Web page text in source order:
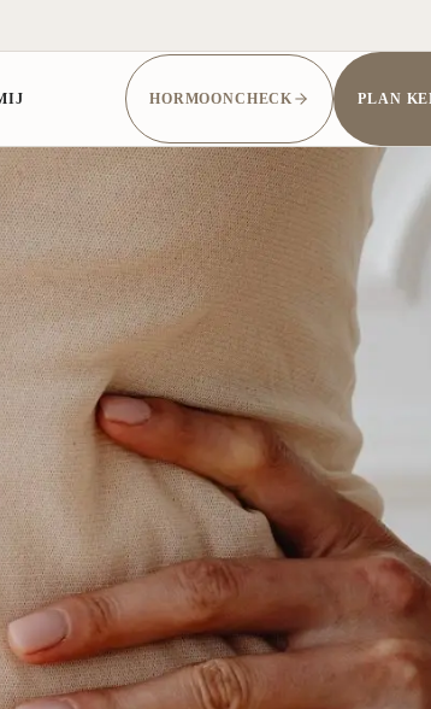
AANDOENINGEN
Endometriose / adenomyose
PMS
PMOS (voorheen PCOS)
ONDERZOEK
Alle onderzoeken
Hormoononderzoek
Voedings- en darmonderzoek
Omega-3/6-meting
Onderzoek aanvragen
HORMOONCHECK PLAN